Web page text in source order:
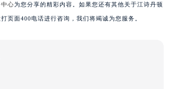
心为您分享的精彩内容。如果您还有其他关于江诗丹顿
页面400电话进行咨询，我们将竭诚为您服务。